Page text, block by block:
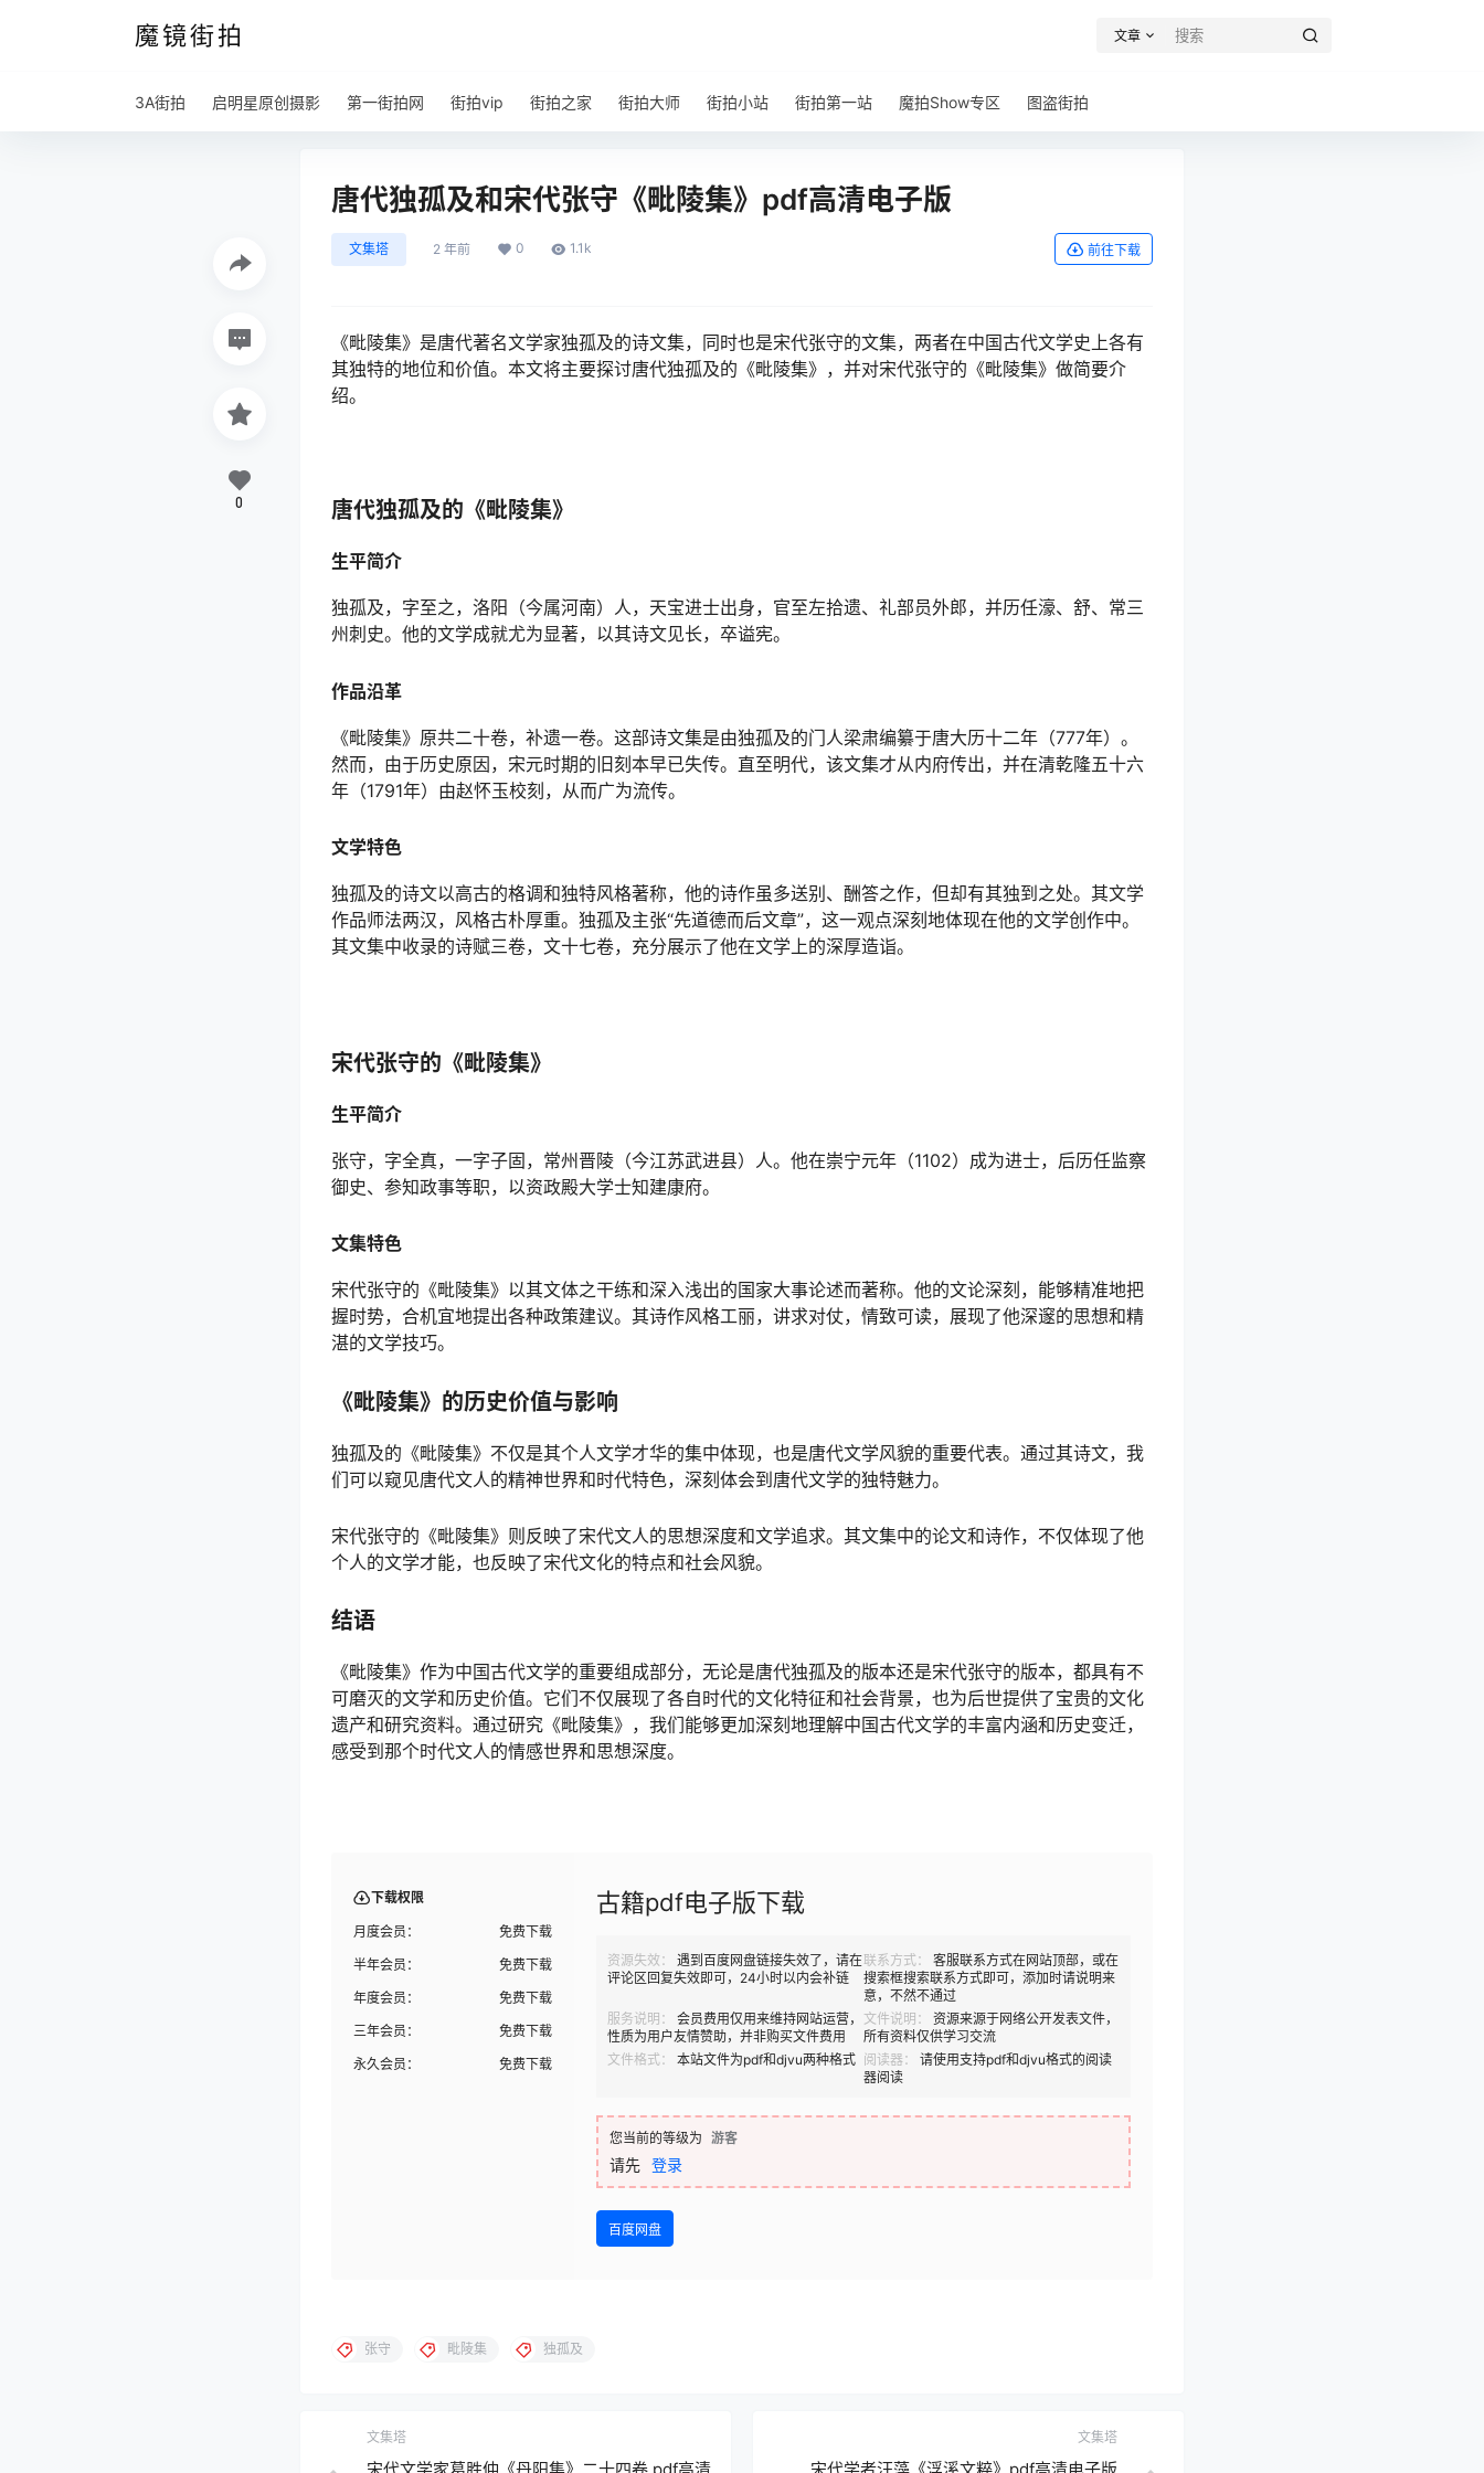
魔镜街拍 文章
3A街拍 启明星原创摄影 第一街拍网 街拍vip 街拍之家 街拍大师 街拍小站 街拍第一站 魔拍Show专区 图盗街拍
唐代独孤及和宋代张守《毗陵集》pdf高清电子版
文集塔 2 年前 0 1.1k 前往下载
《毗陵集》是唐代著名文学家独孤及的诗文集，同时也是宋代张守的文集，两者在中国古代文学史上各有
其独特的地位和价值。本文将主要探讨唐代独孤及的《毗陵集》，并对宋代张守的《毗陵集》做简要介
绍。
唐代独孤及的《毗陵集》
生平简介
独孤及，字至之，洛阳（今属河南）人，天宝进士出身，官至左拾遗、礼部员外郎，并历任濠、舒、常三
州刺史。他的文学成就尤为显著，以其诗文见长，卒谥宪。
作品沿革
《毗陵集》原共二十卷，补遗一卷。这部诗文集是由独孤及的门人梁肃编纂于唐大历十二年（777年）。
然而，由于历史原因，宋元时期的旧刻本早已失传。直至明代，该文集才从内府传出，并在清乾隆五十六
年（1791年）由赵怀玉校刻，从而广为流传。
文学特色
独孤及的诗文以高古的格调和独特风格著称，他的诗作虽多送别、酬答之作，但却有其独到之处。其文学
作品师法两汉，风格古朴厚重。独孤及主张“先道德而后文章”，这一观点深刻地体现在他的文学创作中。
其文集中收录的诗赋三卷，文十七卷，充分展示了他在文学上的深厚造诣。
宋代张守的《毗陵集》
生平简介
张守，字全真，一字子固，常州晋陵（今江苏武进县）人。他在崇宁元年（1102）成为进士，后历任监察
御史、参知政事等职，以资政殿大学士知建康府。
文集特色
宋代张守的《毗陵集》以其文体之干练和深入浅出的国家大事论述而著称。他的文论深刻，能够精准地把
握时势，合机宜地提出各种政策建议。其诗作风格工丽，讲求对仗，情致可读，展现了他深邃的思想和精
湛的文学技巧。
《毗陵集》的历史价值与影响
独孤及的《毗陵集》不仅是其个人文学才华的集中体现，也是唐代文学风貌的重要代表。通过其诗文，我
们可以窥见唐代文人的精神世界和时代特色，深刻体会到唐代文学的独特魅力。
宋代张守的《毗陵集》则反映了宋代文人的思想深度和文学追求。其文集中的论文和诗作，不仅体现了他
个人的文学才能，也反映了宋代文化的特点和社会风貌。
结语
《毗陵集》作为中国古代文学的重要组成部分，无论是唐代独孤及的版本还是宋代张守的版本，都具有不
可磨灭的文学和历史价值。它们不仅展现了各自时代的文化特征和社会背景，也为后世提供了宝贵的文化
遗产和研究资料。通过研究《毗陵集》，我们能够更加深刻地理解中国古代文学的丰富内涵和历史变迁，
感受到那个时代文人的情感世界和思想深度。
下载权限
月度会员：
免费下载
半年会员：
免费下载
年度会员：
免费下载
三年会员：
免费下载
永久会员：
免费下载
古籍pdf电子版下载
资源失效：
遇到百度网盘链接失效了，请在
评论区回复失效即可，24小时以内会补链
联系方式：
客服联系方式在网站顶部，或在
搜索框搜索联系方式即可，添加时请说明来
意，不然不通过
服务说明：
会员费用仅用来维持网站运营，
性质为用户友情赞助，并非购买文件费用
文件说明：
资源来源于网络公开发表文件，
所有资料仅供学习交流
文件格式：
本站文件为pdf和djvu两种格式 阅读器：
请使用支持pdf和djvu格式的阅读
器阅读
您当前的等级为 游客
请先 登录
百度网盘
0
张守 毗陵集 独孤及
文集塔 文集塔